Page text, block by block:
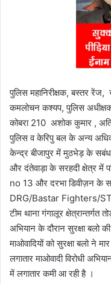
पुलिस महानिरीक्षक, बस्तर रेंज,
कमलोचन कश्यप, पुलिस
कोबरा 210 अशोक कुमार ,
पुलिस व केरिपु बल के अन्य
केन्द्र बीजापुर में मुठभेड़ के सबंध
और दंतेवाड़ा के सरहदी क्षेत्र
no 13 और दरभा डिवीज़न के
DRG/Bastar Fighters/
टीम थाना गंगालूर क्षेत्रान्तर्गत
अभियान के दौरान सुरक्षा बलो की
माओवादियों को सुरक्षा बलो ने
लगातार माओवादी विरोधी
में लगातार कमी आ रही है ।